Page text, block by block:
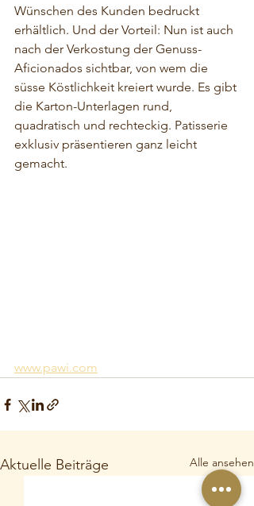
Wünschen des Kunden bedruckt
erhältlich. Und der Vorteil: Nun ist auch
nach der Verkostung der Genuss-
Aficionados sichtbar, von wem die
süsse Köstlichkeit kreiert wurde. Es gibt
die Karton-Unterlagen rund,
quadratisch und rechteckig. Patisserie
exklusiv präsentieren ganz leicht
gemacht.
www.pawi.com
Aktuelle Beiträge Alle ansehen